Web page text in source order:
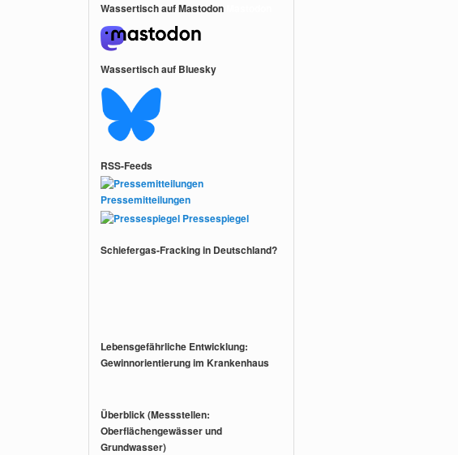
Wassertisch auf Mastodon
Wassertisch auf Bluesky
RSS-Feeds
Pressemitteilungen
Pressespiegel
Schiefergas-Fracking in Deutschland?
Lebensgefährliche Entwicklung:
Gewinnorientierung im Krankenhaus
Überblick (Messstellen:
Oberflächengewässer und
Grundwasser)